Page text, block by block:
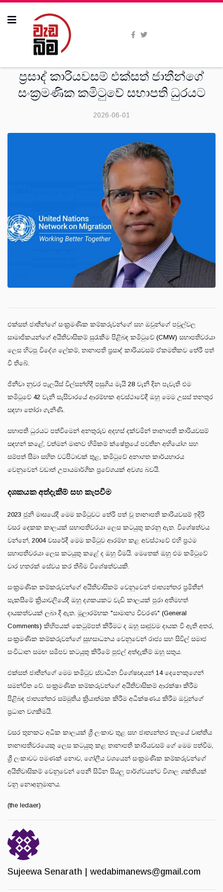
ප්‍රසාද් කාරියවසම් එක්සත් ජාතීන්ගේ
සංක්‍රමණික කමිටුවේ සභාපති ධුරයට
2026-06-01
එක්සත් ජාතීන්ගේ සංක්‍රමණික කම්කරුවන්ගේ සහ ඔවුන්ගේ පවුල්වල
සාමාජිකයන්ගේ අයිතිවාසිකම් සුරැකීම පිළිබඳ කමිටුවේ (CMW) සභාපතිවරයා
ලෙස හිටපු විදේශ ලේකම්, තානාපති ප්‍රසාද් කාරියවසම් ඒකමතිකව තේරී පත්
වී තිබේ.
ජිනීවා නුවර පැලයිස් විල්සන්හිදී පසුගිය මැයි 28 වැනි දින පැවැති එම
කමිටුවේ 42 වැනි සැසිවාරයේ ආරම්භක අවස්ථාවේදී ඔහු මෙම උසස් තනතුර
සඳහා තෝරා ගැනිණි.
සභාපති ධුරයට පත්වීමෙන් අනතුරුව අදහස් දක්වමින් තානාපති කාරියවසම්
සඳහන් කළේ, වත්මන් මානව හිමිකම් ක්ෂේත්‍රයේ පවතින අභියෝග සහ
සම්පත් සීමා සහිත වටපිටාවක් තුළ, කමිටුවේ අනාගත කාර්යභාරය
වෙනුවෙන් වඩාත් උපායමාර්ගික ප්‍රවේශයක් අවශ්‍ය බවයි.
දශකයක අත්දැකීම් සහ කැපවීම
2023 ජුනි මාසයේදී මෙම කමිටුවට තේරී පත් වූ තානාපති කාරියවසම් ඉදිරි
වසර දෙකක කාලයක් සභාපතිවරයා ලෙස කටයුතු කරනු ඇත. විශේෂත්වය
වන්නේ, 2004 වසරේදී මෙම කමිටුව ආරම්භ කළ අවස්ථාවේ එහි ප්‍රථම
සභාපතිවරයා ලෙස කටයුතු කළේ ද ඔහු වීමයි. මෙතෙක් ඔහු එම කමිටුවේ
වාර හතරක් සේවය කර තිබීම විශේෂත්වයකි.
සංක්‍රමණික කම්කරුවන්ගේ අයිතිවාසිකම් වෙනුවෙන් ජාත්‍යන්තර ප්‍රමිතීන්
සැකසීමේ ක්‍රියාවලියේදී ඔහු දශකයකට වැඩි කාලයක් පුරා අතිමහත්
දායකත්වයක් ලබා දී ඇත. මූලාරම්භක "සාමාන්‍ය විවරණ" (General
Comments) කිහිපයක් කෙටුම්පත් කිරීමට ද ඔහු සෘජුවම දායක වී ඇති අතර,
සංක්‍රමණික කම්කරුවන්ගේ සුභසාධනය වෙනුවෙන් රාජ්‍ය සහ සිවිල් සමාජ
සංවිධාන සමඟ සමීපව කටයුතු කිරීමේ පුළුල් අත්දැකීම් ඔහු සතුය.
එක්සත් ජාතීන්ගේ මෙම කමිටුව ස්වාධීන විශේෂඥයන් 14 දෙනෙකුගෙන්
සමන්විත වේ. සංක්‍රමණික කම්කරුවන්ගේ අයිතිවාසිකම් ආරක්ෂා කිරීම
පිළිබඳ ජාත්‍යන්තර සම්මුතිය ක්‍රියාත්මක කිරීම අධීක්ෂණය කිරීම ඔවුන්ගේ
ප්‍රධාන වගකීමයි.
වසර තුනකට අධික කාලයක් ශ්‍රී ලංකාව තුළ සහ ජාත්‍යන්තර තලයේ වෘත්තීය
තානාපතිවරයෙකු ලෙස කටයුතු කළ තානාපති කාරියවසම් ගේ මෙම පත්වීම,
ශ්‍රී ලංකාවට පමණක් නොව, ගෝලීය වශයෙන් සංක්‍රමණික කම්කරුවන්ගේ
අයිතිවාසිකම් වෙනුවෙන් පෙනී සිටින සියලු පාර්ශ්වයන්ට විශාල ශක්තියක්
වනු නොඅනුමානය.
(the ledaer)
Sujeewa Senarath | wedabimanews@gmail.com